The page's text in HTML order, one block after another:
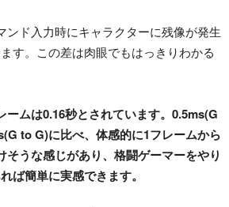
ンド入力時にキャラクターに残像が発生
す。この差は肉眼でもはっきりわかる
ームは0.16秒とされています。0.5ms(G
to G)に比べ、体感的に1フレームから
そうな感じがあり、格闘ゲーマーをやり
ば簡単に実感できます。